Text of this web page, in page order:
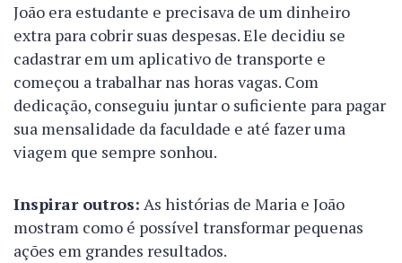
João era estudante e precisava de um dinheiro
extra para cobrir suas despesas. Ele decidiu se
cadastrar em um aplicativo de transporte e
começou a trabalhar nas horas vagas. Com
dedicação, conseguiu juntar o suficiente para pagar
sua mensalidade da faculdade e até fazer uma
viagem que sempre sonhou.
Inspirar outros: As histórias de Maria e João
mostram como é possível transformar pequenas
ações em grandes resultados.